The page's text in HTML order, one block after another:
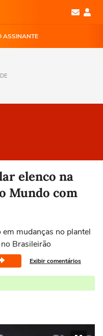
ASSINANTE
elenco na
Mundo com
mudanças no plantel
Brasileirão
Exibir comentários